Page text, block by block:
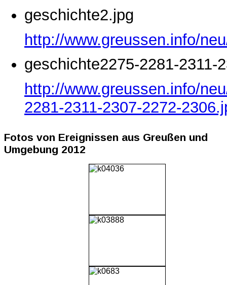
geschichte2.jpg
http://www.greussen.info/
geschichte2275-2281-2311-
http://www.greussen.info/
2281-2311-2307-2272-
Fotos von Ereignissen aus Greußen und
Umgebung 2012